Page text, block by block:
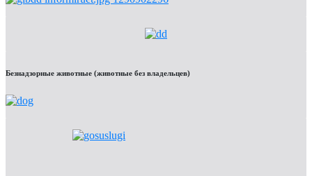
Безнадзорные животные (животные без владельцев)